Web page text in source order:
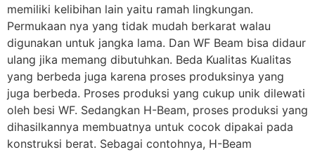
memiliki kelibihan lain yaitu ramah lingkungan.
Permukaan nya yang tidak mudah berkarat walau
digunakan untuk jangka lama. Dan WF Beam bisa didaur
ulang jika memang dibutuhkan. Beda Kualitas Kualitas
yang berbeda juga karena proses produksinya yang
juga berbeda. Proses produksi yang cukup unik dilewati
oleh besi WF. Sedangkan H-Beam, proses produksi yang
dihasilkannya membuatnya untuk cocok dipakai pada
konstruksi berat. Sebagai contohnya, H-Beam